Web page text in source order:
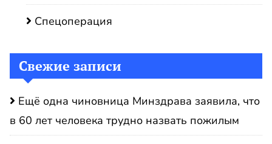
Спецоперация
Свежие записи
Ещё одна чиновница Минздрава заявила, что
в 60 лет человека трудно назвать пожилым